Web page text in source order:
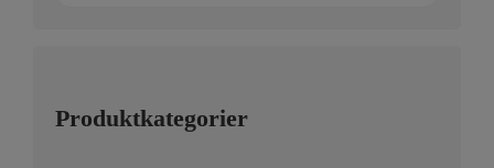
Produktkategorier